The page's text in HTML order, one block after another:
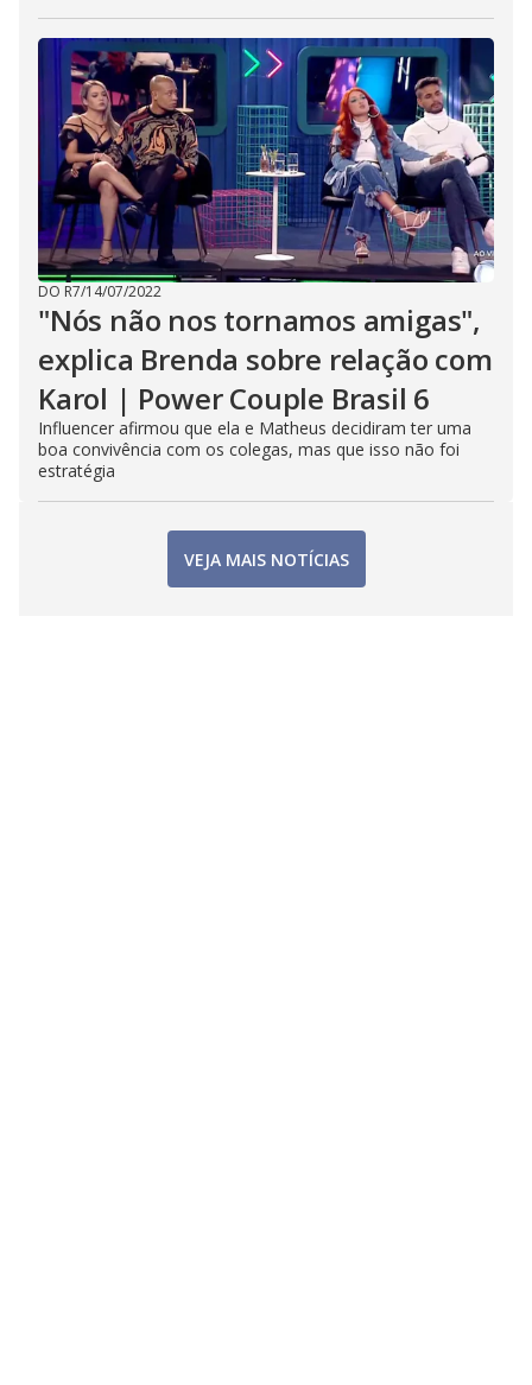
DO R7/14/07/2022
"Nós não nos tornamos amigas",
explica Brenda sobre relação com
Karol | Power Couple Brasil 6
Influencer afirmou que ela e Matheus decidiram ter uma
boa convivência com os colegas, mas que isso não foi
estratégia
VEJA MAIS NOTÍCIAS